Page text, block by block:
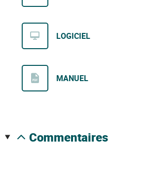
LOGICIEL
MANUEL
commentaires